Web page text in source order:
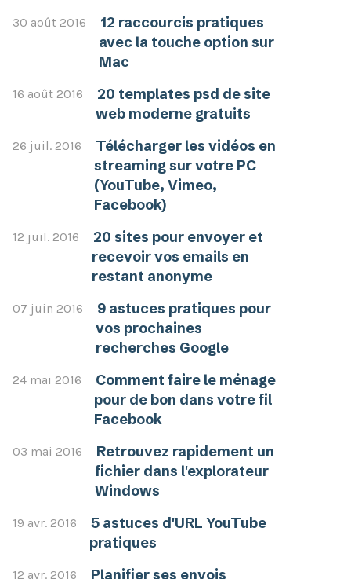
30 août 2016
12 raccourcis pratiques
avec la touche option sur
Mac
16 août 2016
20 templates psd de site
web moderne gratuits
26 juil. 2016
Télécharger les vidéos en
streaming sur votre PC
(YouTube, Vimeo,
Facebook)
12 juil. 2016
20 sites pour envoyer et
recevoir vos emails en
restant anonyme
07 juin 2016
9 astuces pratiques pour
vos prochaines
recherches Google
24 mai 2016
Comment faire le ménage
pour de bon dans votre fil
Facebook
03 mai 2016
Retrouvez rapidement un
fichier dans l'explorateur
Windows
19 avr. 2016
5 astuces d'URL YouTube
pratiques
12 avr. 2016
Planifier ses envois